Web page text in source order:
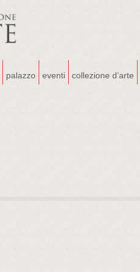
palazzo eventi collezione d’arte